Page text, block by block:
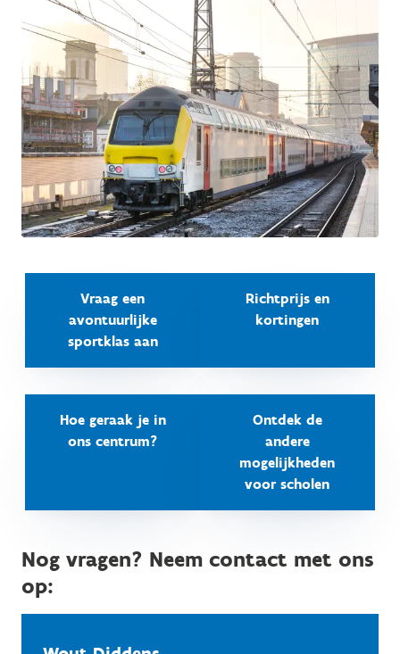
Vraag een
avontuurlijke
sportklas aan
Richtprijs en
kortingen
Hoe geraak je in
ons centrum?
Ontdek de
andere
mogelijkheden
voor scholen
Nog vragen? Neem contact met ons
op: